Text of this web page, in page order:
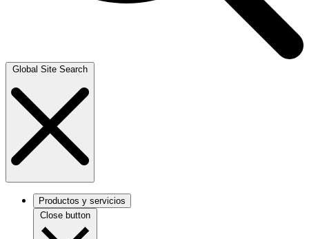
Global Site Search
Productos y servicios
Close button